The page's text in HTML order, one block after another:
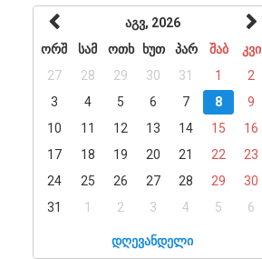
აგვ, 2026
ორშ
სამ ოთხ ხუთ პარ შაბ
კვი
27
28 29 30 31 1
2
3
4 5 6 7 8
9
10
11 12 13 14 15
16
17
18 19 20 21 22
23
24
25 26 27 28 29
30
31
1 2 3 4 5 6
დღევანდელი